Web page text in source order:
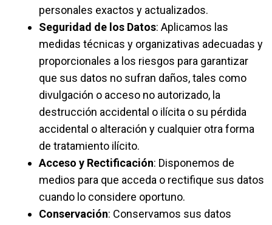
personales exactos y actualizados.
Seguridad de los Datos: Aplicamos las
medidas técnicas y organizativas adecuadas y
proporcionales a los riesgos para garantizar
que sus datos no sufran daños, tales como
divulgación o acceso no autorizado, la
destrucción accidental o ilícita o su pérdida
accidental o alteración y cualquier otra forma
de tratamiento ilícito.
Acceso y Rectificación: Disponemos de
medios para que acceda o rectifique sus datos
cuando lo considere oportuno.
Conservación: Conservamos sus datos